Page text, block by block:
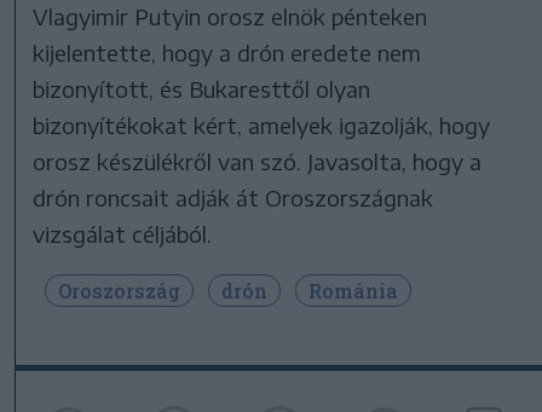
Vlagyimir Putyin orosz elnök pénteken
kijelentette, hogy a drón eredete nem
bizonyított, és Bukaresttől olyan
bizonyítékokat kért, amelyek igazolják, hogy
orosz készülékről van szó. Javasolta, hogy a
drón roncsait adják át Oroszországnak
vizsgálat céljából.
Oroszország drón Románia